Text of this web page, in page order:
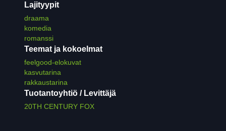
Lajityypit
draama
komedia
romanssi
Teemat ja kokoelmat
feelgood-elokuvat
kasvutarina
rakkaustarina
Tuotantoyhtiö / Levittäjä
20TH CENTURY FOX